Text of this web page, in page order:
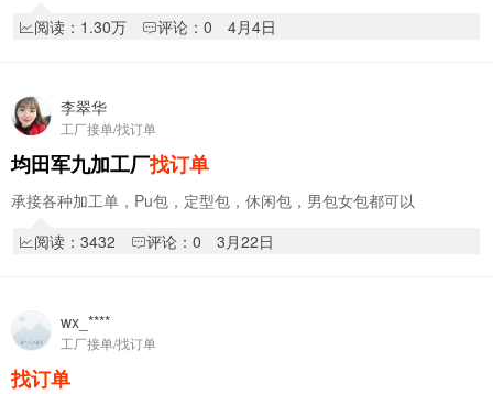
阅读：1.30万
评论：0 4月4日
李翠华
工厂接单/找订单
均田军九加工厂找订单
承接各种加工单，Pu包，定型包，休闲包，男包女包都可以
阅读：3432
评论：0 3月22日
wx_****
工厂接单/找订单
找订单